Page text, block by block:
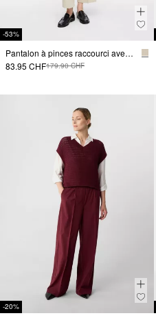
-53%
Pantalon à pinces raccourci avec fil scintillant
83.95 CHF179.90 CHF
-20%